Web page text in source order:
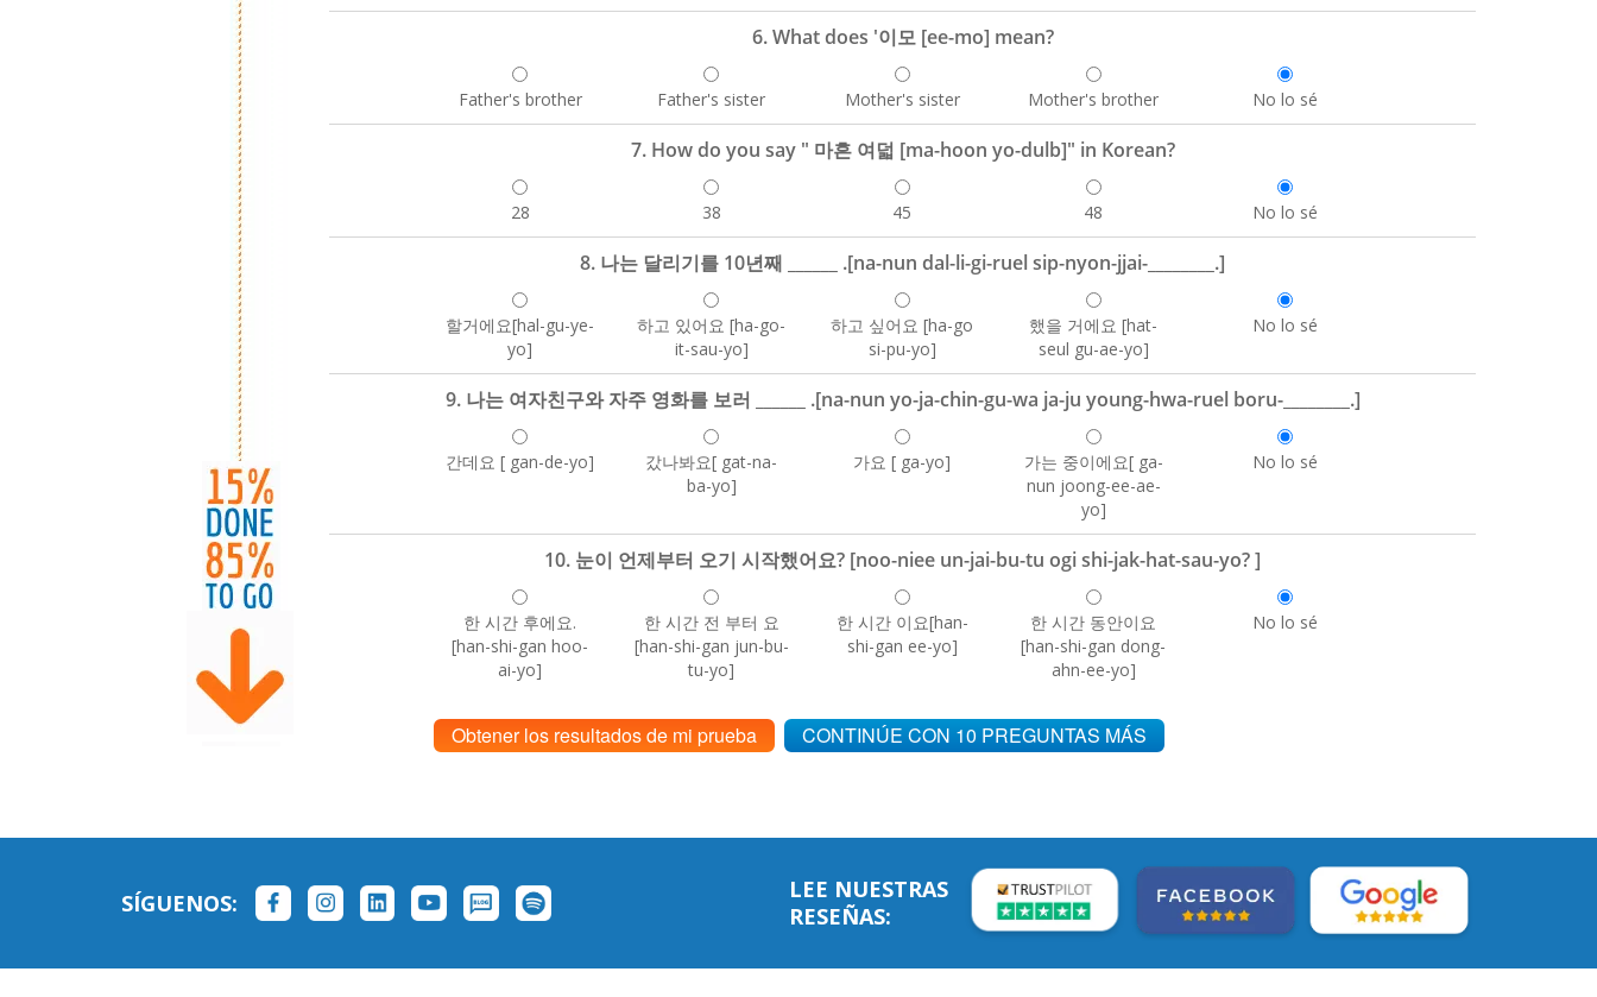
6. What does '이모 [ee-mo] mean?
Father's brother Father's sister Mother's sister Mother's brother No lo sé
7. How do you say " 마흔 여덟 [ma-hoon yo-dulb]" in Korean?
28 38 45 48 No lo sé
8. 나는 달리기를 10년째 ______ .[na-nun dal-li-gi-ruel sip-nyon-jjai-________.]
할거에요[hal-gu-ye-
yo]
하고 있어요 [ha-go-
it-sau-yo]
하고 싶어요 [ha-go
si-pu-yo]
했을 거에요 [hat-
seul gu-ae-yo]
No lo sé
9. 나는 여자친구와 자주 영화를 보러 ______ .[na-nun yo-ja-chin-gu-wa ja-ju young-hwa-ruel boru-________.]
간데요 [ gan-de-yo]
갔나봐요[ gat-na-
ba-yo]
가요 [ ga-yo]
가는 중이에요[ ga-
nun joong-ee-ae-
yo]
No lo sé
10. 눈이 언제부터 오기 시작했어요? [noo-niee un-jai-bu-tu ogi shi-jak-hat-sau-yo? ]
한 시간 후에요.
[han-shi-gan hoo-
ai-yo]
한 시간 전 부터 요
[han-shi-gan jun-bu-
tu-yo]
한 시간 이요[han-
shi-gan ee-yo]
한 시간 동안이요
[han-shi-gan dong-
ahn-ee-yo]
No lo sé
Obtener los resultados de mi prueba CONTINÚE CON 10 PREGUNTAS MÁS
SÍGUENOS:
LEE NUESTRAS
RESEÑAS: